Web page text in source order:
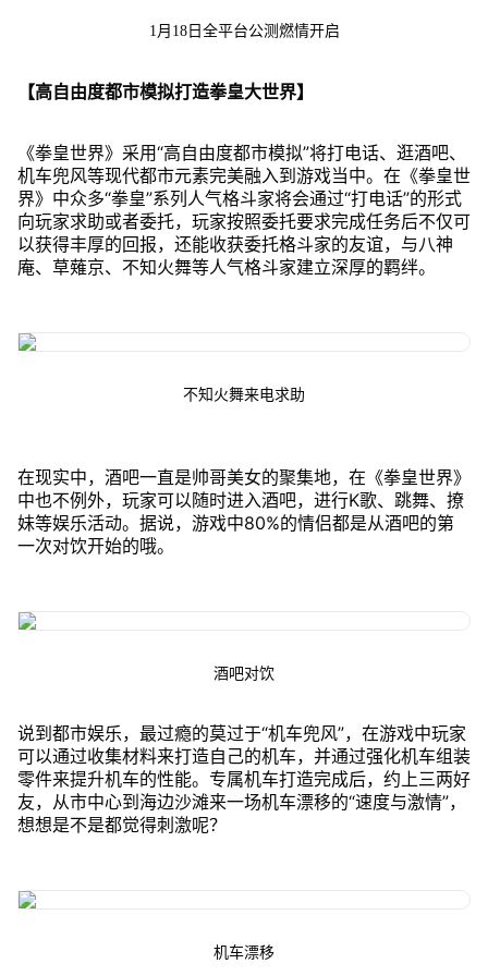
1月18日全平台公测燃情开启
【高自由度都市模拟打造拳皇大世界】
《拳皇世界》采用“高自由度都市模拟”将打电话、逛酒吧、
机车兜风等现代都市元素完美融入到游戏当中。在《拳皇世
界》中众多“拳皇”系列人气格斗家将会通过“打电话”的形式
向玩家求助或者委托，玩家按照委托要求完成任务后不仅可
以获得丰厚的回报，还能收获委托格斗家的友谊，与八神
庵、草薙京、不知火舞等人气格斗家建立深厚的羁绊。
不知火舞来电求助
在现实中，酒吧一直是帅哥美女的聚集地，在《拳皇世界》
中也不例外，玩家可以随时进入酒吧，进行K歌、跳舞、撩
妹等娱乐活动。据说，游戏中80%的情侣都是从酒吧的第
一次对饮开始的哦。
酒吧对饮
说到都市娱乐，最过瘾的莫过于“机车兜风”，在游戏中玩家
可以通过收集材料来打造自己的机车，并通过强化机车组装
零件来提升机车的性能。专属机车打造完成后，约上三两好
友，从市中心到海边沙滩来一场机车漂移的“速度与激情”，
想想是不是都觉得刺激呢？
机车漂移